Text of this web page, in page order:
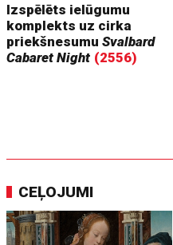
Izspēlēts ielūgumu
komplekts uz cirka
priekšnesumuSvalbard
Cabaret Night (2556)
CEĻOJUMI